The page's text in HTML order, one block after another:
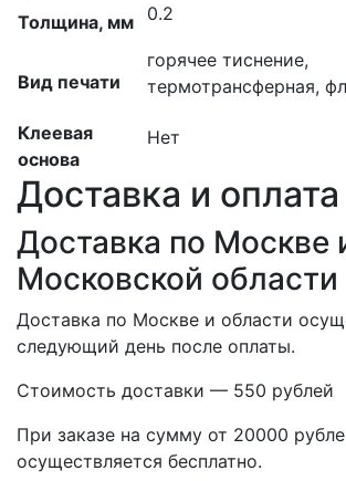
Толщина, мм 0.2
Вид печати
горячее тиснение,
термотрансферная,
Клеевая
основа
Нет
Доставка и оплата
Доставка по Москве
Московской области
Доставка по Москве и области
следующий день после оплаты.
Стоимость доставки — 550 рублей
При заказе на сумму от 20000
осуществляется бесплатно.